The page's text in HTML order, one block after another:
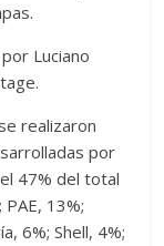
Luciano
realizaron
por
47% del total
13%;
6%; Shell, 4%;